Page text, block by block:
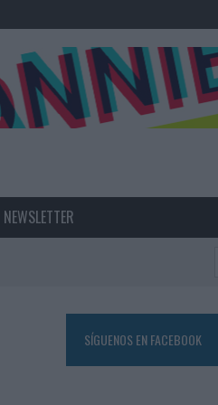
NEWSLETTER
SÍGUENOS EN FACEBOOK